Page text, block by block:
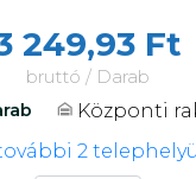
249,93 Ft
bruttó / Darab
Központi
2